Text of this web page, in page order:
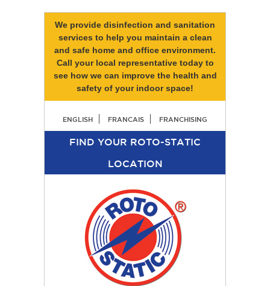
We provide disinfection and sanitation
services to help you maintain a clean
and safe home and office environment.
Call your local representative today to
see how we can improve the health and
safety of your indoor space!
ENGLISH FRANCAIS FRANCHISING
FIND YOUR ROTO-STATIC
LOCATION